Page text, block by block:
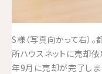
S様（写真向かって右）
所ハウスネットに売却
年9月に売却が完了しま